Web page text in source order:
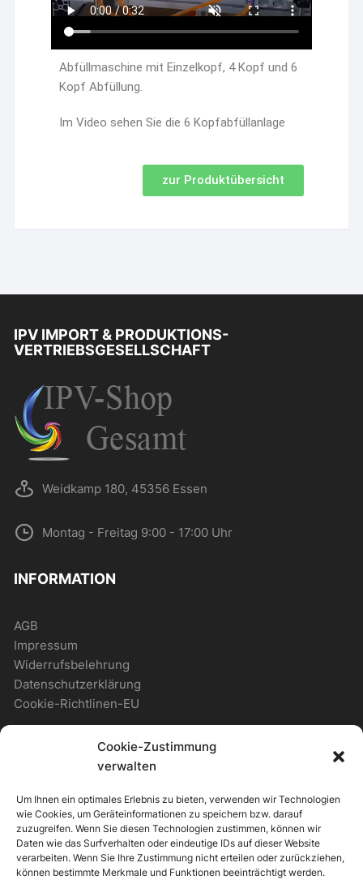
Cookie-Zustimmung
verwalten
Um Ihnen ein optimales Erlebnis zu bieten, verwenden wir Technologien
wie Cookies, um Geräteinformationen zu speichern bzw. darauf
zuzugreifen. Wenn Sie diesen Technologien zustimmen, können wir
Daten wie das Surfverhalten oder eindeutige IDs auf dieser Website
verarbeiten. Wenn Sie Ihre Zustimmung nicht erteilen oder zurückziehen,
können bestimmte Merkmale und Funktionen beeinträchtigt werden.
Abfüllmaschine mit Einzelkopf, 4 Kopf und 6
Kopf Abfüllung.
Im Video sehen Sie die 6 Kopfabfüllanlage
zur Produktübersicht
IPV IMPORT & PRODUKTIONS-
VERTRIEBSGESELLSCHAFT
Weidkamp 180, 45356 Essen
Montag - Freitag 9:00 - 17:00 Uhr
INFORMATION
AGB
Impressum
Widerrufsbelehrung
Datenschutzerklärung
Cookie-Richtlinen-EU
WICHTIGES
Zahlungsmöglichkeiten
Versandmöglichkeiten
Newsletter